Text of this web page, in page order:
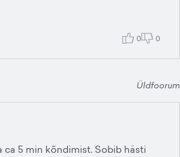
0 0
Üldfoorum
ca 5 min kõndimist. Sobib hästi